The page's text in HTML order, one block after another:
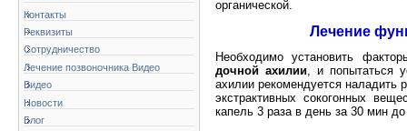
Контакты
Реквизиты
Сотрудничество
Лечение позвоночника Видео
Видео
Новости
Блог
органической.
Лечение
Необходимо установить
дочной ахилии , и попытаться
ахилии рекомендуется наладить
экстрактивных сокогонных
капель 3 раза в день за 30 мин